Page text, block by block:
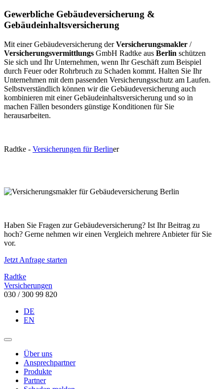
Gewerbliche Gebäudeversicherung &
Gebäudeinhaltsversicherung
Mit einer Gebäudeversicherung derVersicherungsmakler /
Versicherungsvermittlungs GmbH Radtke aus Berlin schützen
Sie sich und Ihr Unternehmen, wenn Ihr Geschäft zum Beispiel
durch Feuer oder Rohrbruch zu Schaden kommt. Halten Sie Ihr
Unternehmen mit dem passenden Versicherungsschutz am Laufen.
Selbstverständlich können wir die Gebäudeversicherung auch
kombinieren mit einer Gebäudeinhaltsversicherung und so in
machen Fällen besonders günstige Konditionen für Sie
herausarbeiten.
Radtke - Versicherungen für Berliner
Haben Sie Fragen zur Gebäudeversicherung? Ist Ihr Beitrag zu
hoch? Gerne nehmen wir einen Vergleich mehrere Anbieter für Sie
vor.
Jetzt Anfrage starten
Radtke
Versicherungen
030 / 300 99 820
DE
EN
Über uns
Ansprechpartner
Produkte
Partner